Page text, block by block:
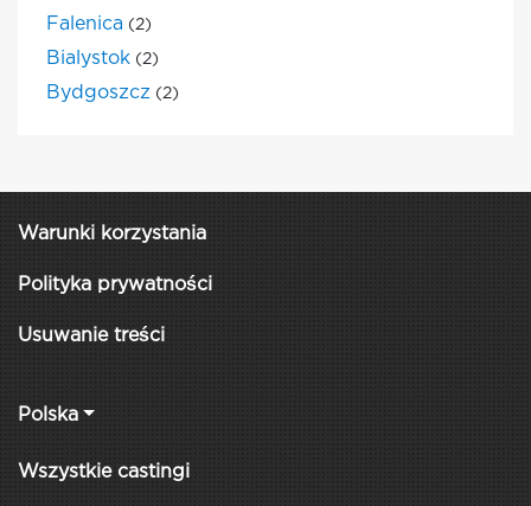
Falenica (2)
Bialystok (2)
Bydgoszcz (2)
Warunki korzystania
Polityka prywatności
Usuwanie treści
Polska
Wszystkie castingi